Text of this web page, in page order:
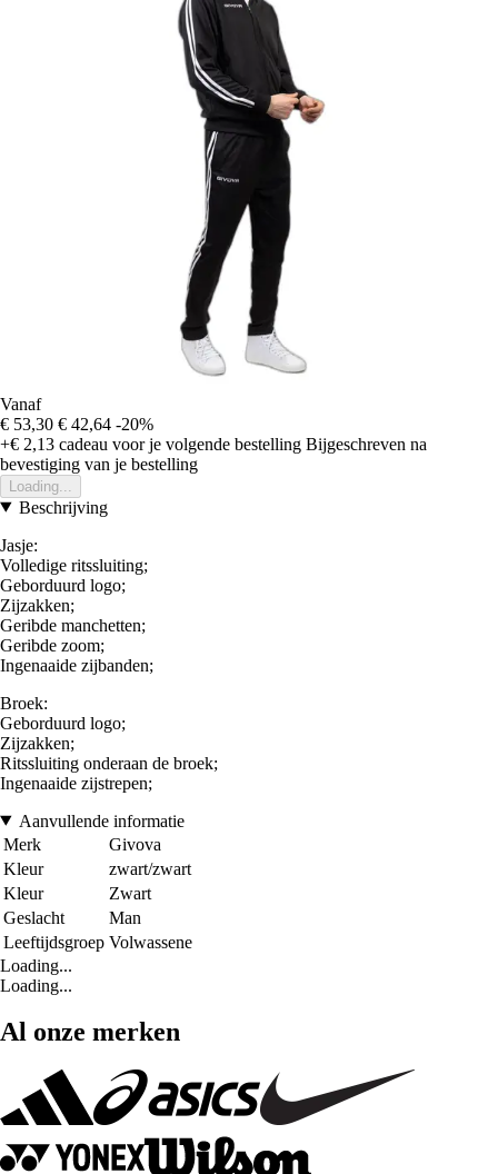
Vanaf
€ 53,30 € 42,64 -20%
+€ 2,13 cadeau voor je volgende bestelling Bijgeschreven na
bevestiging van je bestelling
Loading...
Beschrijving
Jasje:
Volledige ritssluiting;
Geborduurd logo;
Zijzakken;
Geribde manchetten;
Geribde zoom;
Ingenaaide zijbanden;
Broek:
Geborduurd logo;
Zijzakken;
Ritssluiting onderaan de broek;
Ingenaaide zijstrepen;
Aanvullende informatie
Merk
Givova
Kleur
zwart/zwart
Kleur
Zwart
Geslacht
Man
Leeftijdsgroep Volwassene
Loading...
Loading...
Al onze merken